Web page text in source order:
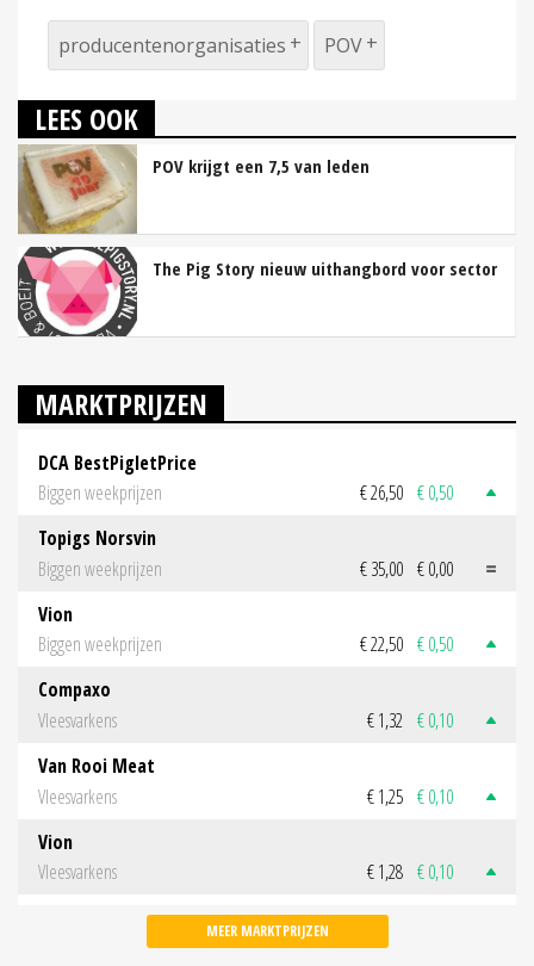
producentenorganisaties POV
LEES OOK
POV krijgt een 7,5 van leden
The Pig Story nieuw uithangbord voor sector
MARKTPRIJZEN
DCA BestPigletPrice
Biggen weekprijzen
€ 26,50 € 0,50
Topigs Norsvin
Biggen weekprijzen
€ 35,00 € 0,00
Vion
Biggen weekprijzen
€ 22,50 € 0,50
Compaxo
Vleesvarkens
€ 1,32 € 0,10
Van Rooi Meat
Vleesvarkens
€ 1,25 € 0,10
Vion
Vleesvarkens
€ 1,28 € 0,10
MEER MARKTPRIJZEN